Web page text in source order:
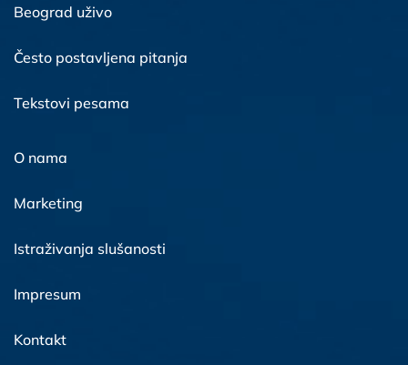
Beograd uživo
Često postavljena pitanja
Tekstovi pesama
O nama
Marketing
Istraživanja slušanosti
Impresum
Kontakt